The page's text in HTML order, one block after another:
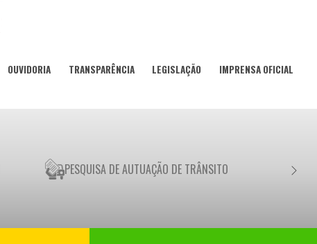
OUVIDORIA TRANSPARÊNCIA LEGISLAÇÃO IMPRENSA OFICIAL
PESQUISA DE AUTUAÇÃO DE TRÂNSITO